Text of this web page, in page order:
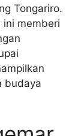
Tongariro.
ini memberi
budaya